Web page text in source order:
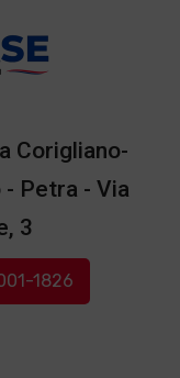
Corigliano-
- Petra - Via
3
1826